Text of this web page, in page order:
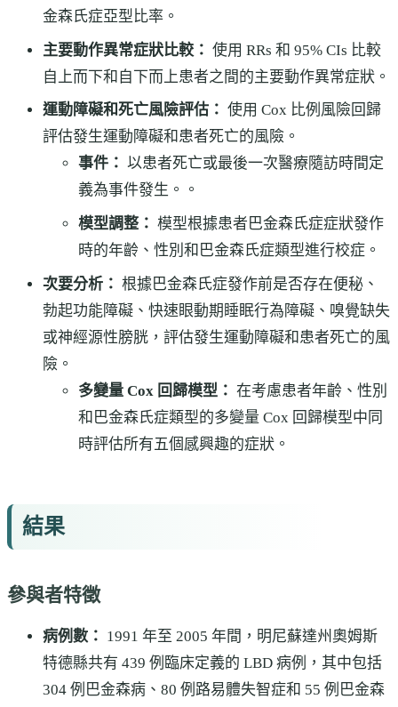
金森氏症亞型比率。
主要動作異常症狀比較： 使用 RRs 和 95% CIs 比較
自上而下和自下而上患者之間的主要動作異常症狀。
運動障礙和死亡風險評估： 使用 Cox 比例風險回歸
評估發生運動障礙和患者死亡的風險。
事件： 以患者死亡或最後一次醫療隨訪時間定
義為事件發生。。
模型調整： 模型根據患者巴金森氏症症狀發作
時的年齡、性別和巴金森氏症類型進行校症。
次要分析： 根據巴金森氏症發作前是否存在便秘、
勃起功能障礙、快速眼動期睡眠行為障礙、嗅覺缺失
或神經源性膀胱，評估發生運動障礙和患者死亡的風
險。
多變量 Cox 回歸模型： 在考慮患者年齡、性別
和巴金森氏症類型的多變量 Cox 回歸模型中同
時評估所有五個感興趣的症狀。
結果
參與者特徵
病例數： 1991 年至 2005 年間，明尼蘇達州奧姆斯
特德縣共有 439 例臨床定義的 LBD 病例，其中包括
304 例巴金森病、80 例路易體失智症和 55 例巴金森